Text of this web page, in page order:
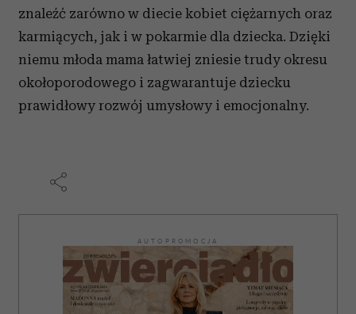
korzystasz z naszej witryny, udostępniamy partnerom
społecznościowym, reklamowym i analitycznym.
Partnerzy mogą połączyć te informacje z innymi danymi
otrzymanymi od Ciebie lub uzyskanymi podczas
korzystania z ich usług.
znaleźć zarówno w diecie kobiet ciężarnych oraz
karmiących, jak i w pokarmie dla dziecka. Dzięki
niemu młoda mama łatwiej zniesie trudy okresu
okołoporodowego i zagwarantuje dziecku
prawidłowy rozwój umysłowy i emocjonalny.
AUTOPROMOCJA